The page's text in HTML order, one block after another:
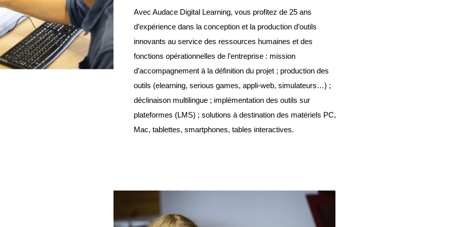
Avec Audace Digital Learning, vous profitez de 25 ans
d’expérience dans la conception et la production d’outils
innovants au service des ressources humaines et des
fonctions opérationnelles de l’entreprise : mission
d’accompagnement à la définition du projet ; production des
outils (elearning, serious games, appli-web, simulateurs…) ;
déclinaison multilingue ; implémentation des outils sur
plateformes (LMS) ; solutions à destination des matériels PC,
Mac, tablettes, smartphones, tables interactives.